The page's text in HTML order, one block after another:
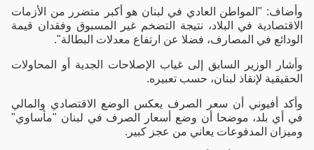
وأضاف: "المواطن العادي في لبنان هو أكبر متضرر من الأزمات
الاقتصادية في البلاد، نتيجة التضخم غير المسبوق وفقدان قيمة
الودائع في المصارف، فضلا عن ارتفاع معدلات البطالة".
وأشار الوزير السابق إلى غياب الإصلاحات الجدية أو المحاولات
الحقيقية لإنقاذ لبنان، حسب تعبيره.
وأكد أفيوني أن سعر الصرف يعكس الوضع الاقتصادي والمالي
في أي بلد، موضحا أن وضع أسعار الصرف في لبنان "مأساوي"
وميزان المدفوعات يعاني من عجز كبير.